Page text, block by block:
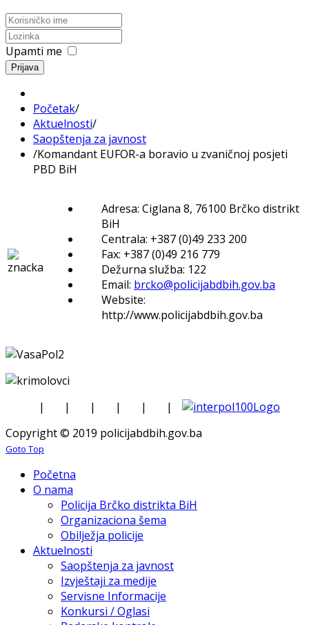
Upamti me
Prijava
Početak/
Aktuelnosti/
Saopštenja za javnost
/Komandant EUFOR-a boravio u zvaničnoj posjeti
PBD BiH
Adresa: Ciglana 8, 76100 Brčko distrikt
BiH
Centrala: +387 (0)49 233 200
Fax: +387 (0)49 216 779
Dežurna služba: 122
Email: brcko@policijabdbih.gov.ba
Website:
http://www.policijabdbih.gov.ba
| | | | |
|
Copyright © 2019 policijabdbih.gov.ba
Goto Top
Početna
O nama
Policija Brčko distrikta BiH
Organizaciona šema
Obilježja policije
Aktuelnosti
Saopštenja za javnost
Izvještaji za medije
Servisne Informacije
Konkursi / Oglasi